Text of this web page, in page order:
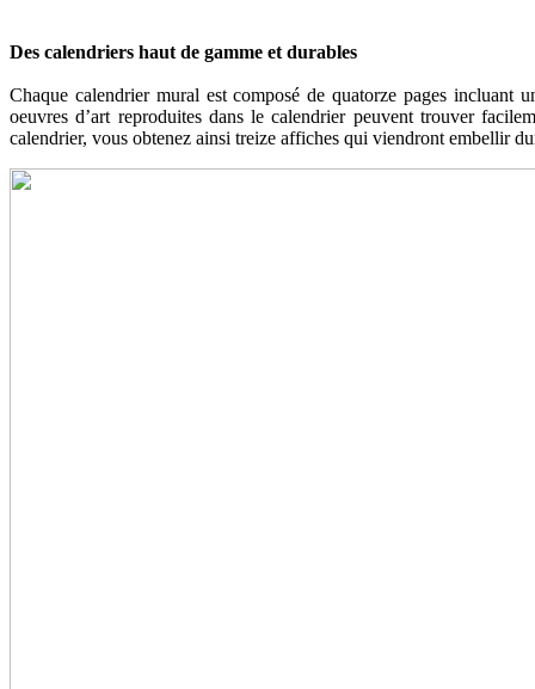
Des calendriers haut de gamme et durables
Chaque calendrier mural est composé de quatorze pages incluant
oeuvres d’art reproduites dans le calendrier peuvent trouver
calendrier, vous obtenez ainsi treize affiches qui viendront embellir